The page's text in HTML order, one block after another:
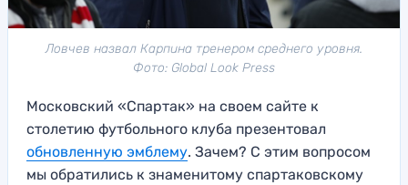
Ловчев назвал Карпина тренером среднего уровня.
Фото: Global Look Press
Московский «Спартак» на своем сайте к
столетию футбольного клуба презентовал
обновленную эмблему. Зачем? С этим вопросом
мы обратились к знаменитому спартаковскому